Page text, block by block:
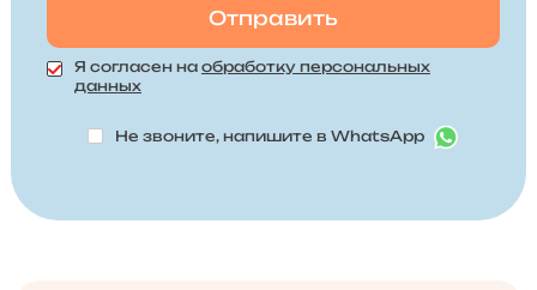
Я согласен на обработку персональных
данных
Не звоните, напишите в WhatsApp